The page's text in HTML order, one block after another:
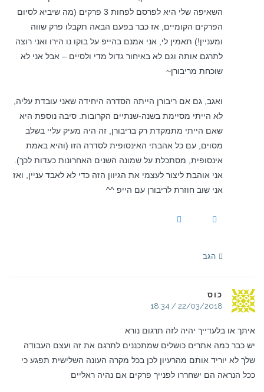
השאיפה שלי היא לפרסם לפחות 3 פרקים (מה שיביא לסיום
הפרקים הקומיים, אז כבר בפעם הבאה תקבלו פרק שווה
ומעניין!) תאמין לי, אני אמנם בהייפ על בוקו נו הירו ואני רוצה
לתרגם אותה וגם לא באיחור גדול מדי ולסיים – אבל אני לא
שוכחת מריבורן~
ואגב, גם אם ריבורן הייתה הסדרה היחידה שאני עובדת עליה,
לא הייתי מסיימת בשנה-שנתיים הקרובות. סיבה נוספת היא
שאם הייתי מתמקדת רק בריבורן, זה היה מעיק עליי בשלב
מסוים, עם כל אהבתי האינסופית לסדרה הזו (והיא באמת
אינסופית, מסתכלת על שמונה השנים האחרונות כעדות לכך).
אני אוהבת ליצור לעצמי את הגיוון הזה כדי לא לאבד עניין, ואז
אני שוב חוזרת לריבורן עם הייפ ^^
הגב
כוס
22/03/2018 / 18:34
איתך או בלעדייך יהיה לזה תרגום נורא
יש כבר כמה אתרים כושלים שמתכננים לתרגם את זה ועצם העבודה
שלך לא יוריד אותם מהרעיון לכן בכל מקרה העונה השלישית תפגע כי
ככל הנראה הם ישחררו לפנייך פרקים אם נהיה ראליים